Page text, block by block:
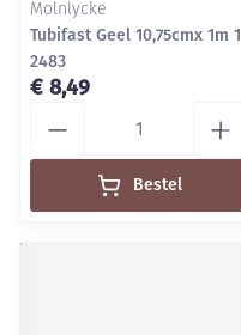
Molnlycke
Tubifast Geel 10,75cmx 1m 1
2483
€ 8,49
Bestel